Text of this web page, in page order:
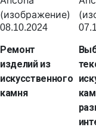
08.10.2024
Ремонт
изделий из
искусственного
камня